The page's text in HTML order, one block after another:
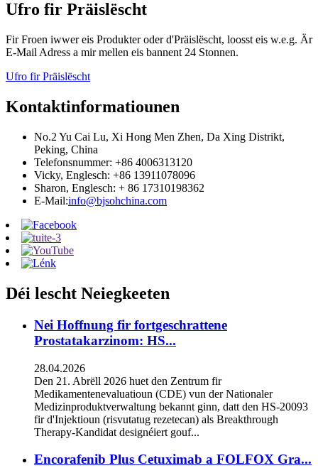
Ufro fir Präislëscht
Fir Froen iwwer eis Produkter oder d'Präislëscht, loosst eis w.e.g. Är
E-Mail Adress a mir mellen eis bannent 24 Stonnen.
Ufro fir Präislëscht
Kontaktinformatiounen
No.2 Yu Cai Lu, Xi Hong Men Zhen, Da Xing Distrikt,
Peking, China
Telefonsnummer: +86 4006313120
Vicky, Englesch: +86 13911078096
Sharon, Englesch: + 86 17310198362
E-Mail:info@bjsohchina.com
Déi lescht Neiegkeeten
Nei Hoffnung fir fortgeschrattene
Prostatakarzinom: HS...
28.04.2026
Den 21. Abrëll 2026 huet den Zentrum fir
Medikamentenevaluatioun (CDE) vun der Nationaler
Medizinproduktverwaltung bekannt ginn, datt den HS-20093
fir d'Injektioun (risvutatug rezetecan) als Breakthrough
Therapy-Kandidat designéiert gouf...
Encorafenib Plus Cetuximab a FOLFOX Gra...